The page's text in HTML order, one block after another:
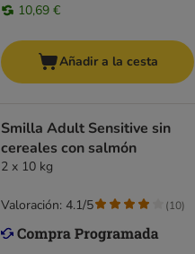
10,69 €
Añadir a la cesta
Smilla Adult Sensitive sin
cereales con salmón
2 x 10 kg
Valoración: 4.1/5 (10)